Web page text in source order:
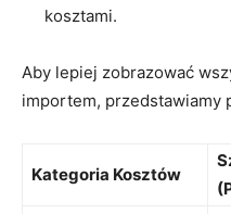
kosztami.
Aby lepiej zobrazować
importem, przedstawiamy
Kategoria Kosztów